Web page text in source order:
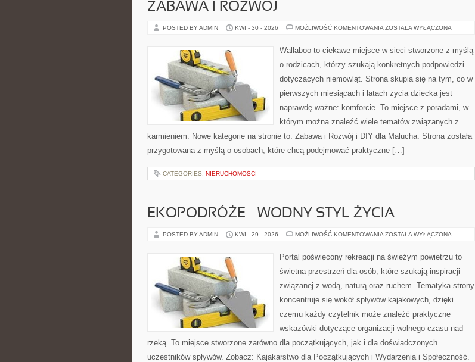
ZABAWA I ROZWÓJ
POSTED BY ADMIN KWI - 30 - 2026 MOŻLIWOŚĆ KOMENTOWANIA ZABAWA
ZOSTAŁA WYŁĄCZONA
Wallaboo to ciekawe miejsce w sieci stworzone z myślą
o rodzicach, którzy szukają konkretnych podpowiedzi
dotyczących niemowląt. Strona skupia się na tym, co w
pierwszych miesiącach i latach życia dziecka jest
naprawdę ważne: komforcie. To miejsce z poradami, w
którym można znaleźć wiele tematów związanych z
karmieniem. Nowe kategorie na stronie to: Zabawa i Rozwój i DIY dla Malucha. Strona została
przygotowana z myślą o osobach, które chcą podejmować praktyczne […]
CATEGORIES: NIERUCHOMOŚCI
EKOPODRÓŻE – WODNY STYL ŻYCIA
POSTED BY ADMIN KWI - 29 - 2026 MOŻLIWOŚĆ KOMENTOWANIA EKOPODRÓŻE
STYL
ŻYCIA
ZOSTAŁA WYŁĄCZONA
Portal poświęcony rekreacji na świeżym powietrzu to
świetna przestrzeń dla osób, które szukają inspiracji
związanej z wodą, naturą oraz ruchem. Tematyka strony
koncentruje się wokół spływów kajakowych, dzięki
czemu każdy czytelnik może znaleźć praktyczne
wskazówki dotyczące organizacji wolnego czasu nad
rzeką. To miejsce stworzone zarówno dla początkujących, jak i dla doświadczonych
uczestników spływów. Zobacz: Kajakarstwo dla Początkujących i Wydarzenia i Społeczność.